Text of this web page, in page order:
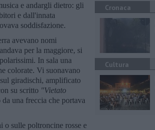
e andargli dietro: gli
e dall'innata
soddisfazione.
avevano nomi
per la maggiore, si
In sala una
colorate. Vi suonavano
giradischi, amplificato
su scritto "Vietato
da una freccia che portava
o sulle poltroncine rosse e
Cronaca
Cultura